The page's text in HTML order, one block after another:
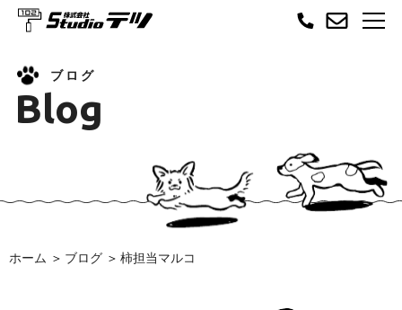
ブログ
Blog
ホーム ブログ 柿担当マルコ